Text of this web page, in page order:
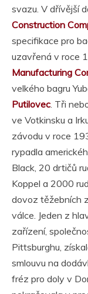
svazu. V dřívější
Construction
specifikace pro
uzavřená v roce
Manufacturing
velkého bagru
Putilovec. Tři
ve Votkinsku a
závodu v roce
rypadla
Black, 20 drtičů
Koppel a 2000
dovoz těžebních
válce. Jeden z
zařízení,
Pittsburghu,
smlouvu na
fréz pro doly v